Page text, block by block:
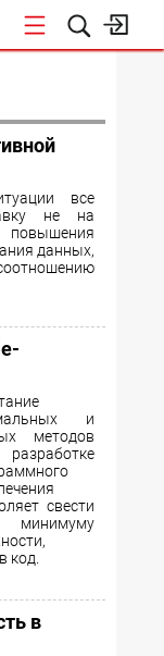
все
не на
повышения
данных,
и
методов
свести
код.
в